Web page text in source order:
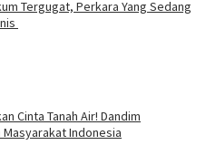
Tergugat, Perkara Yang Sedang
Cinta Tanah Air! Dandim
Indonesia